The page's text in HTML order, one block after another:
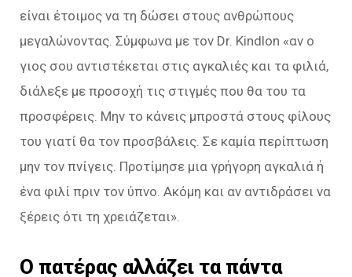
είναι έτοιμος να τη δώσει στους ανθρώπους
μεγαλώνοντας. Σύμφωνα με τον Dr. Kindlon «αν ο
γιος σου αντιστέκεται στις αγκαλιές και τα φιλιά,
διάλεξε με προσοχή τις στιγμές που θα του τα
προσφέρεις. Μην το κάνεις μπροστά στους φίλους
του γιατί θα τον προσβάλεις. Σε καμία περίπτωση
μην τον πνίγεις. Προτίμησε μια γρήγορη αγκαλιά ή
ένα φιλί πριν τον ύπνο. Ακόμη και αν αντιδράσει να
ξέρεις ότι τη χρειάζεται».
Ο πατέρας αλλάζει τα πάντα